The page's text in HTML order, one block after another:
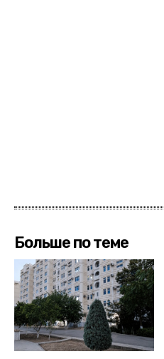
Больше по теме